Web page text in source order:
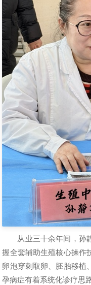
从业三十余年间，孙
握全套辅助生殖核心操作
卵泡穿刺取卵、胚胎移植
孕病症有着系统化诊疗思路